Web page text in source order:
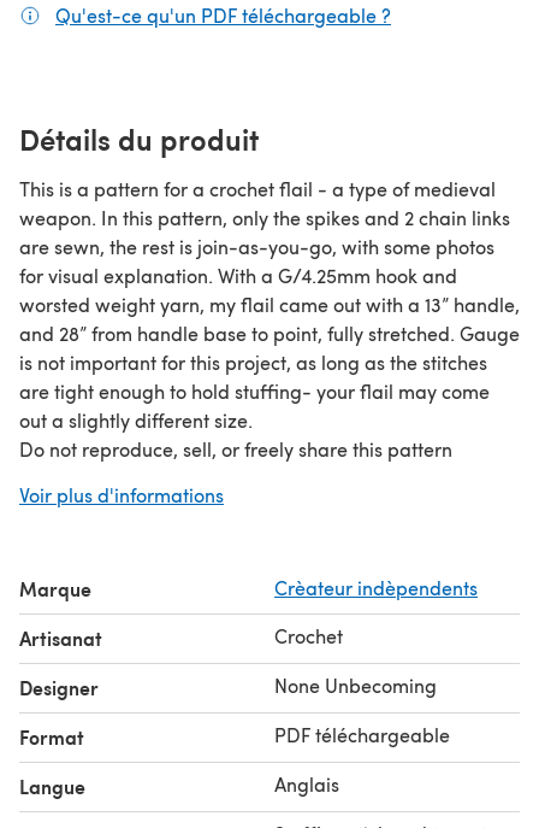
Qu'est-ce qu'un PDF téléchargeable ?
Détails du produit
This is a pattern for a crochet flail - a type of medieval
weapon. In this pattern, only the spikes and 2 chain links
are sewn, the rest is join-as-you-go, with some photos
for visual explanation. With a G/4.25mm hook and
worsted weight yarn, my flail came out with a 13” handle,
and 28” from handle base to point, fully stretched. Gauge
is not important for this project, as long as the stitches
are tight enough to hold stuffing- your flail may come
out a slightly different size.
Do not reproduce, sell, or freely share this pattern
explicit permission. You may sell physical items you
worsted weight yarn in 2 colors yarn needle stuffing pins
stuffing stick stitch markers
Stitches used in this pattern : magic ring, ch - chain, sl st
- slip stitch, sc - single crochet, inc - increase, dec -
decrease, sk - skip, color changes
Voir plus d'informations
Marque Crèateur indèpendents
Artisanat Crochet
Designer None Unbecoming
Format PDF téléchargeable
Langue Anglais